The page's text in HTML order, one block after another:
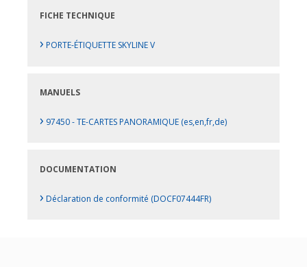
FICHE TECHNIQUE
› PORTE-ÉTIQUETTE SKYLINE V
MANUELS
› 97450 - TE-CARTES PANORAMIQUE (es,en,fr,de)
DOCUMENTATION
› Déclaration de conformité (DOCF07444FR)